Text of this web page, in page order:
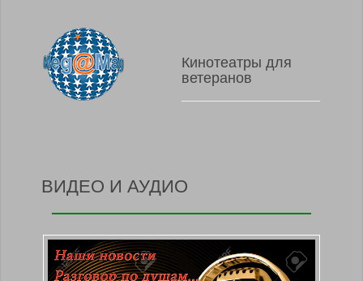
Кинотеатры для
ветеранов
ВИДЕО И АУДИО